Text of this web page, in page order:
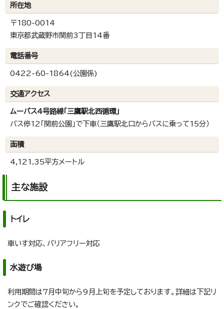
所在地
〒180-0014
東京都武蔵野市関前3丁目14番
電話番号
0422-60-1864(公園係)
交通アクセス
ムーバス4号路線「三鷹駅北西循環」
バス停12「関前公園」で下車（三鷹駅北口からバスに乗って15分）
面積
4,121.35平方メートル
主な施設
トイレ
車いす対応、バリアフリー対応
水遊び場
利用期間は7月中旬から9月上旬を予定しております。詳細は下記リ
ンクでご確認ください。